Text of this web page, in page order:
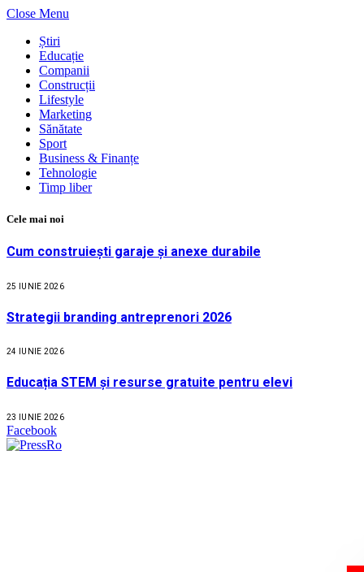
Close Menu
Știri
Educație
Companii
Construcții
Lifestyle
Marketing
Sănătate
Sport
Business & Finanțe
Tehnologie
Timp liber
Cele mai noi
Cum construiești garaje și anexe durabile
25 IUNIE 2026
Strategii branding antreprenori 2026
24 IUNIE 2026
Educația STEM și resurse gratuite pentru elevi
23 IUNIE 2026
Facebook